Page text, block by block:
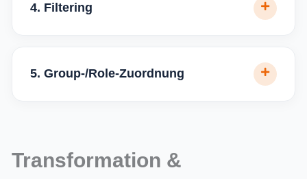
4. Filtering
5. Group-/Role-Zuordnung
Transformation &